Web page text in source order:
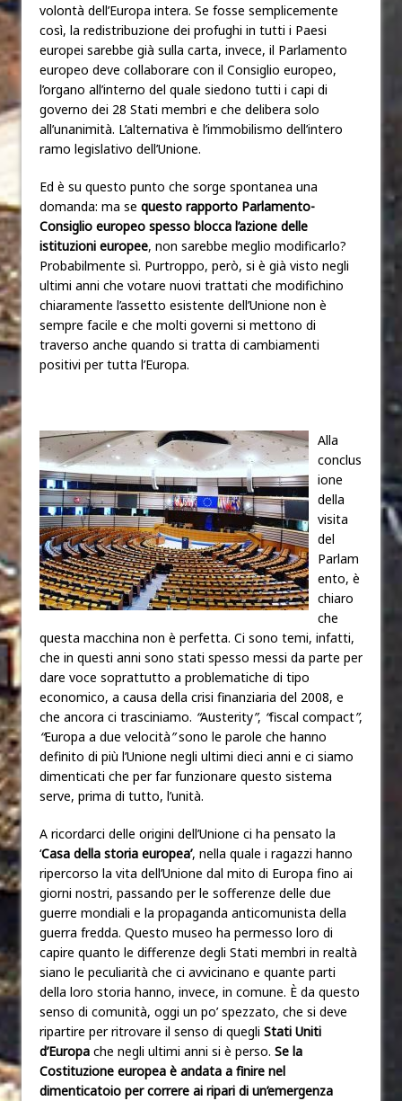
volontà dell’Europa intera. Se fosse semplicemente
così, la redistribuzione dei profughi in tutti i Paesi
europei sarebbe già sulla carta, invece, il Parlamento
europeo deve collaborare con il Consiglio europeo,
l’organo all’interno del quale siedono tutti i capi di
governo dei 28 Stati membri e che delibera solo
all’unanimità. L’alternativa è l’immobilismo dell’intero
ramo legislativo dell’Unione.
Ed è su questo punto che sorge spontanea una
domanda: ma se questo rapporto Parlamento-
Consiglio europeo spesso blocca l’azione delle
istituzioni europee, non sarebbe meglio modificarlo?
Probabilmente sì. Purtroppo, però, si è già visto negli
ultimi anni che votare nuovi trattati che modifichino
chiaramente l’assetto esistente dell’Unione non è
sempre facile e che molti governi si mettono di
traverso anche quando si tratta di cambiamenti
positivi per tutta l’Europa.
Alla
conclus
ione
della
visita
del
Parlam
ento, è
chiaro
che
questa macchina non è perfetta. Ci sono temi, infatti,
che in questi anni sono stati spesso messi da parte per
dare voce soprattutto a problematiche di tipo
economico, a causa della crisi finanziaria del 2008, e
che ancora ci trasciniamo. “Austerity”, “fiscal compact”,
“Europa a due velocità”sono le parole che hanno
definito di più l’Unione negli ultimi dieci anni e ci siamo
dimenticati che per far funzionare questo sistema
serve, prima di tutto, l’unità.
A ricordarci delle origini dell’Unione ci ha pensato la
‘Casa della storia europea’, nella quale i ragazzi hanno
ripercorso la vita dell’Unione dal mito di Europa fino ai
giorni nostri, passando per le sofferenze delle due
guerre mondiali e la propaganda anticomunista della
guerra fredda. Questo museo ha permesso loro di
capire quanto le differenze degli Stati membri in realtà
siano le peculiarità che ci avvicinano e quante parti
della loro storia hanno, invece, in comune. È da questo
senso di comunità, oggi un po’ spezzato, che si deve
ripartire per ritrovare il senso di quegli Stati Uniti
d’Europa che negli ultimi anni si è perso. Se la
Costituzione europea è andata a finire nel
dimenticatoio per correre ai ripari di un’emergenza